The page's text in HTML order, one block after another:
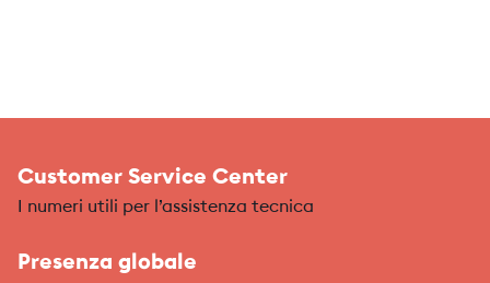
Customer Service Center
I numeri utili per l’assistenza tecnica
Presenza globale